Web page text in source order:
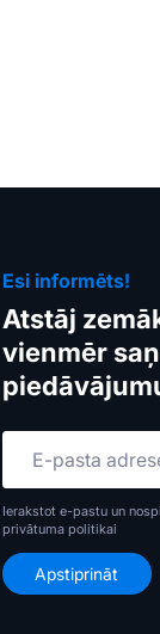
Esi informēts!
Atstāj
vienmēr
Ierakstot e-pastu un
privātuma politikai